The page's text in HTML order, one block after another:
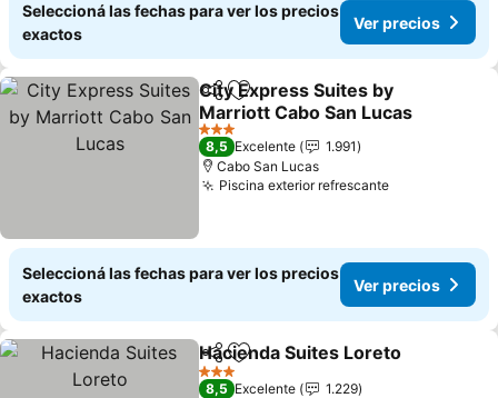
Seleccioná las fechas para ver los precios
exactos
Ver precios
CompartirAñadir a favoritos
City Express Suites by
Marriott Cabo San Lucas
3 Estrellas
8,5 Excelente
1.991
Cabo San Lucas
Piscina exterior refrescante
Seleccioná las fechas para ver los precios
exactos
Ver precios
CompartirAñadir a favoritos
Hacienda Suites Loreto
3 Estrellas
8,5 Excelente
1.229